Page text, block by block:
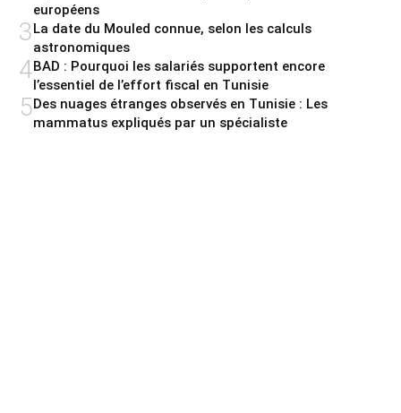
européens
3La date du Mouled connue, selon les calculs
astronomiques
4BAD : Pourquoi les salariés supportent encore
l’essentiel de l’effort fiscal en Tunisie
5Des nuages étranges observés en Tunisie : Les
mammatus expliqués par un spécialiste